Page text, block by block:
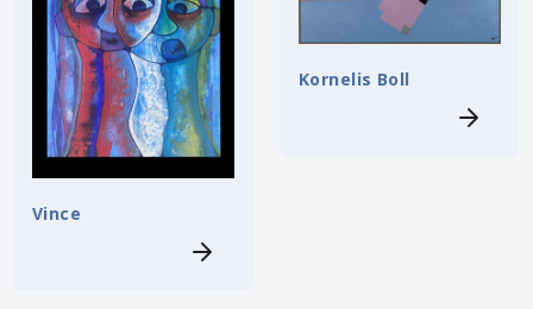
Vince
Kornelis Boll